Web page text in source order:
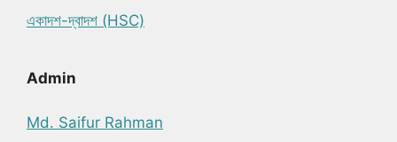
একাদশ-দ্বাদশ (HSC)
Admin
Md. Saifur Rahman